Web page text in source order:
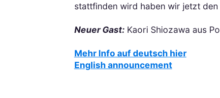
stattfinden wird haben wir jetzt
Neuer Gast: Kaori Shiozawa aus
Mehr Info auf deutsch hier
English announcement